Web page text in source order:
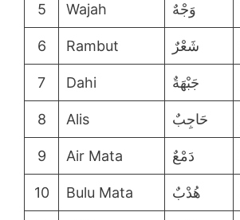
5 Wajah وَجْهٌ
6 Rambut شَعْرٌ
7 Dahi جَبْهَةٌ
8 Alis حَاجِبٌ
9 Air Mata دَمْعٌ
10 Bulu Mata هُدْبٌ